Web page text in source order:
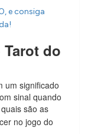
e consiga
do
um significado
sinal quando
são as
no jogo do